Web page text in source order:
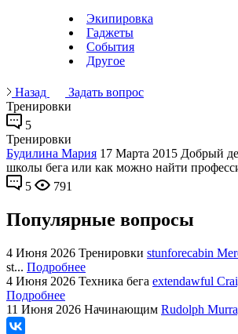
Экипировка
Гаджеты
События
Другое
Назад
Задать вопрос
Тренировки
5
Тренировки
Будилина Мария 17 Марта 2015 Добрый
школы бега или как можно найти
5
791
Популярные вопросы
4 Июня 2026 Тренировки stunforecabin
st... Подробнее
4 Июня 2026 Техника бега extendawful
Подробнее
11 Июня 2026 Начинающим Rudolph